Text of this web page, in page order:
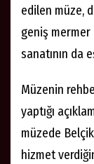
edilen müze,
geniş
sanatının da
Müzenin
yaptığı
müzede
hizmet